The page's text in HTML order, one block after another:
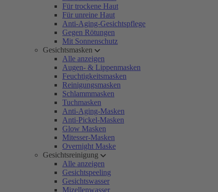
Für trockene Haut
Für unreine Haut
Anti-Aging-Gesichtspflege
Gegen Rötungen
Mit Sonnenschutz
Gesichtsmasken
Alle anzeigen
Augen- & Lippenmasken
Feuchtigkeitsmasken
Reinigungsmasken
Schlammmasken
Tuchmasken
Anti-Aging-Masken
Anti-Pickel-Masken
Glow Masken
Mitesser-Masken
Overnight Maske
Gesichtsreinigung
Alle anzeigen
Gesichtspeeling
Gesichtswasser
Mizellenwasser